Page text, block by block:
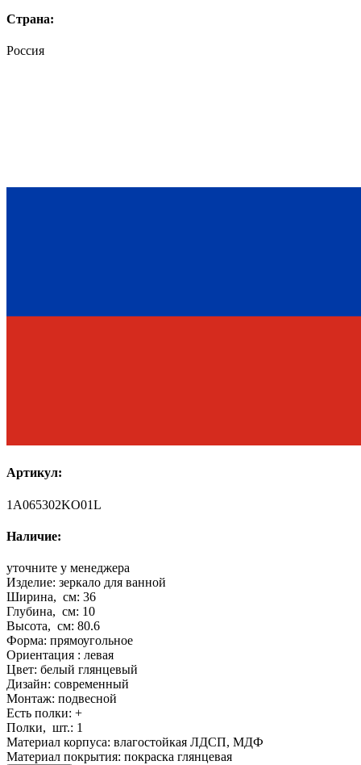
Страна:
Россия
Артикул:
1A065302KO01L
Наличие:
уточните у менеджера
Изделие: зеркало для ванной
Ширина, см: 36
Глубина, см: 10
Высота, см: 80.6
Форма: прямоугольное
Ориентация : левая
Цвет: белый глянцевый
Дизайн: современный
Монтаж: подвесной
Есть полки: +
Полки, шт.: 1
Материал корпуса: влагостойкая ЛДСП, МДФ
Материал покрытия: покраска глянцевая